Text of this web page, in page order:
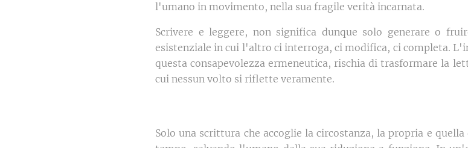
l'umano in movimento, nella sua fragile verità incarnata.
Scrivere e leggere, non significa dunque solo generare o
esistenziale in cui l'altro ci interroga, ci modifica, ci completa.
questa consapevolezza ermeneutica, rischia di trasformare la
cui nessun volto si riflette veramente.
Solo una scrittura che accoglie la circostanza, la propria e